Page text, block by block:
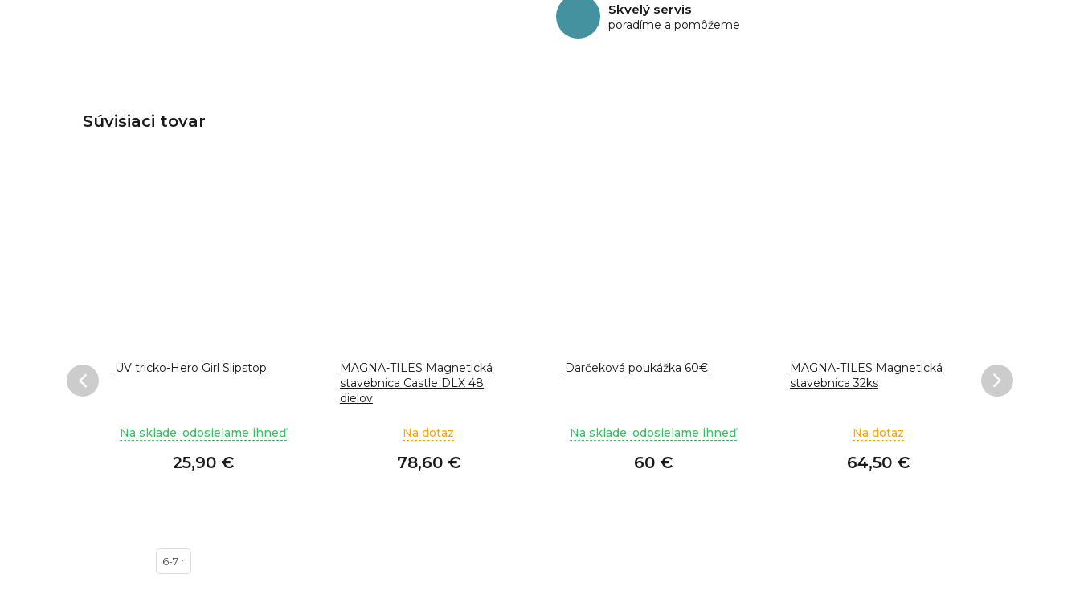
Skvelý servis
poradíme a pomôžeme
Súvisiaci tovar
UV tricko-Hero Girl Slipstop
Na sklade, odosielame ihneď
25,90 €
6-7 r
MAGNA-TILES Magnetická
stavebnica Castle DLX 48
dielov
Na dotaz
78,60 €
Darčeková poukážka 60€
Na sklade, odosielame ihneď
60 €
MAGNA-TILES Magnetická
stavebnica 32ks
Na dotaz
64,50 €